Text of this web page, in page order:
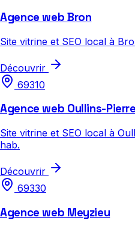
Agence web Bron
Site vitrine et SEO local à
Découvrir
69310
Agence web Oullins-
Site vitrine et SEO local à
hab.
Découvrir
69330
Agence web Meyzieu